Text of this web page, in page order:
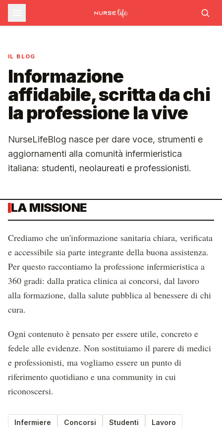
IL BLOG
Informazione
affidabile, scritta da chi
la professione la vive
NurseLifeBlog nasce per dare voce, strumenti e
aggiornamenti alla comunità infermieristica
italiana: studenti, neolaureati e professionisti.
LA MISSIONE
Crediamo che un'informazione sanitaria chiara, verificata
e accessibile sia parte integrante della buona assistenza.
Per questo raccontiamo la professione infermieristica a
360 gradi: dalla pratica clinica ai concorsi, dal lavoro
alla formazione, dalla salute pubblica al benessere di chi
cura.
Ogni contenuto è pensato per essere utile, concreto e
fedele alle evidenze. Non sostituiamo il parere di medici
e professionisti, ma vogliamo essere un punto di
riferimento quotidiano e una community in cui
riconoscersi.
Infermiere Concorsi Studenti
Lavoro